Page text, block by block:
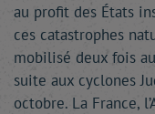
au profit des États
ces catastrophes
mobilisé deux fois
suite aux cyclones
octobre. La France,